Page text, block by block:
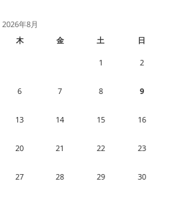
2026年8月
木 金 土 日
1 2
6 7 8 9
13 14 15 16
20 21 22 23
27 28 29 30